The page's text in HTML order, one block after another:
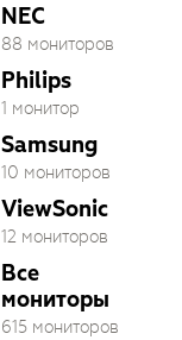
NEC
88 мониторов
Philips
1 монитор
Samsung
10 мониторов
ViewSonic
12 мониторов
Все
мониторы
615 мониторов